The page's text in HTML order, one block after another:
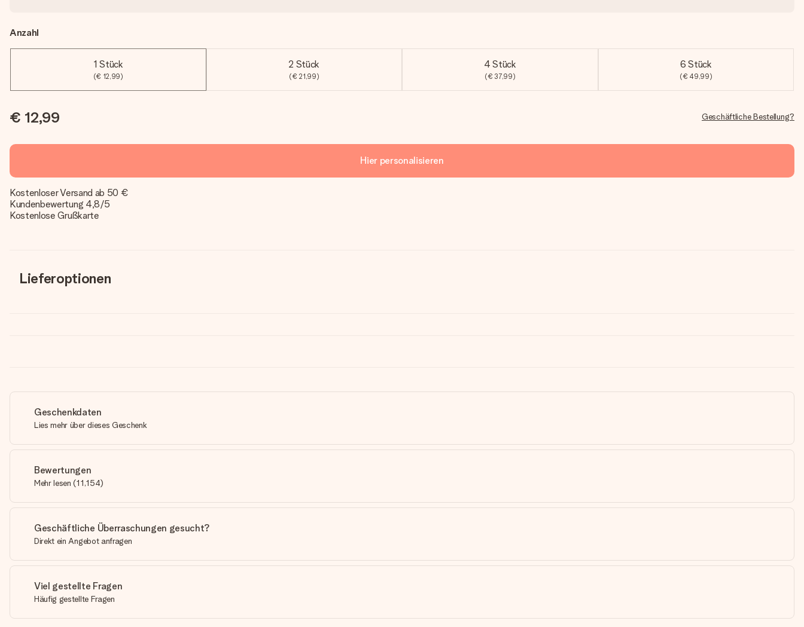
Anzahl
1 Stück
(€ 12,99)
2 Stück
(€ 21,99)
4 Stück
(€ 37,99)
6 Stück
(€ 49,99)
€ 12,99 Geschäftliche Bestellung?
Hier personalisieren
Kostenloser Versand ab 50 €
Kundenbewertung 4,8/5
Kostenlose Grußkarte
Lieferoptionen
Geschenkdaten
Lies mehr über dieses Geschenk
Bewertungen
Mehr lesen (11,154)
Geschäftliche Überraschungen gesucht?
Direkt ein Angebot anfragen
Viel gestellte Fragen
Häufig gestellte Fragen